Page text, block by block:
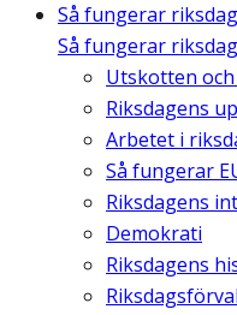
Så fungerar
Så fungerar
Utskotten
Riksdagens
Arbetet i
Så fungerar
Riksdagens
Demokrati
Riksdagens